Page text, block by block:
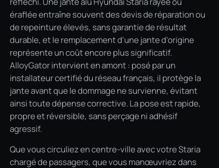
éraflée entraîne souvent des devis de réparation ou
de repeinture élevés, sans garantie de résultat
durable, et le remplacement d'une jante d'origine
représente un coût encore plus significatif.
AlloyGator intervient en amont : posé par un
installateur certifié du réseau français, il protège la
jante avant que le dommage ne survienne, évitant
ainsi toute dépense corrective. La pose est rapide,
propre et réversible, sans perçage ni adhésif
agressif.
Que vous circuliez en centre-ville avec votre Staria
chargé de passagers, que vous manœuvriez dans